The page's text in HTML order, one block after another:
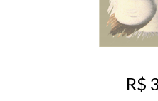
R$